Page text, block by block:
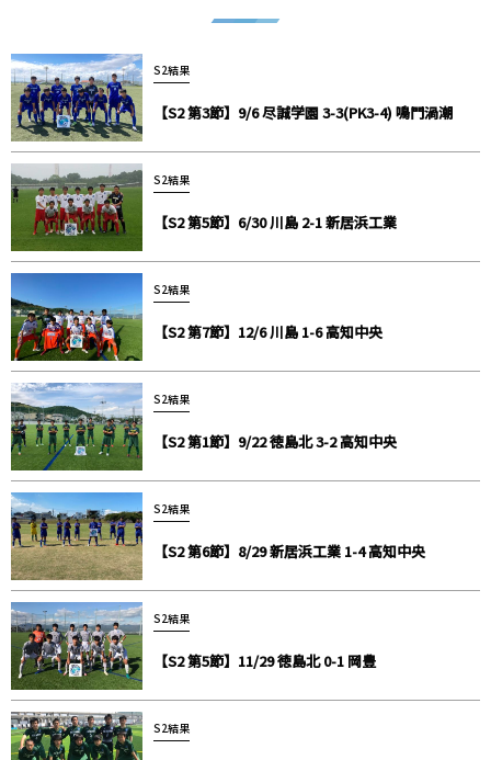
S2結果
【S2 第3節】9/6 尽誠学園 3-3(PK3-4) 鳴門渦潮
S2結果
【S2 第5節】6/30 川島 2-1 新居浜工業
S2結果
【S2 第7節】12/6 川島 1-6 高知中央
S2結果
【S2 第1節】9/22 徳島北 3-2 高知中央
S2結果
【S2 第6節】8/29 新居浜工業 1-4 高知中央
S2結果
【S2 第5節】11/29 徳島北 0-1 岡豊
S2結果